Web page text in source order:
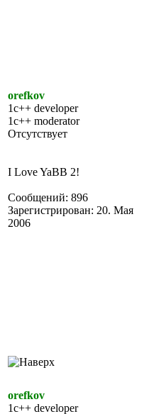
orefkov
1c++ developer
1c++ moderator
Отсутствует
I Love YaBB 2!
Сообщений: 896
Зарегистрирован: 20. Мая
2006
orefkov
1c++ developer